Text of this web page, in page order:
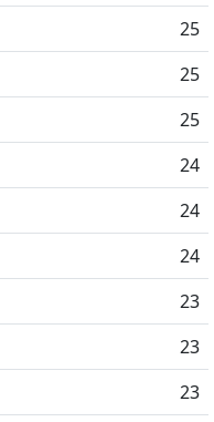
25
25
25
24
24
24
23
23
23